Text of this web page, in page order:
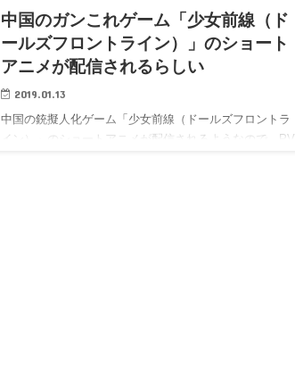
中国のガンこれゲーム「少女前線（ド
ールズフロントライン）」のショート
アニメが配信されるらしい
2019.01.13
中国の銃擬人化ゲーム「少女前線（ドールズフロントラ
イン）」のショートアニメが配信されるようなので、PV